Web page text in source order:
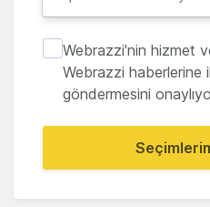
Webrazzi'nin hizmet
Webrazzi haberlerine
göndermesini